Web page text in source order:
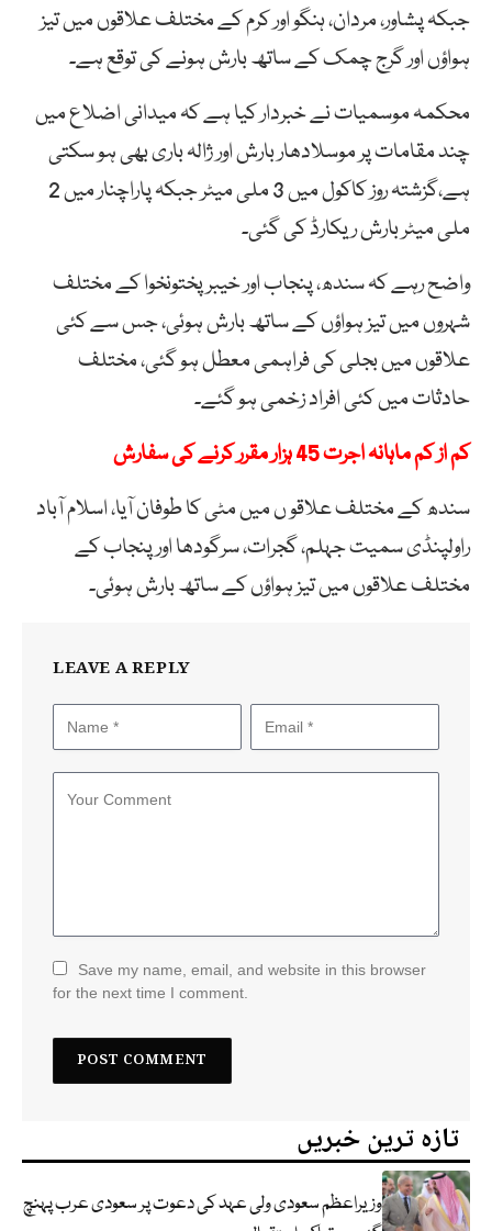
جبکہ پشاور، مردان، ہنگو اور کرم کے مختلف علاقوں میں تیز
ہواؤں اور گرج چمک کے ساتھ بارش ہونے کی توقع ہے۔
محکمہ موسمیات نے خبردار کیا ہے کہ میدانی اضلاع میں
چند مقامات پر موسلادھار بارش اور ژالہ باری بھی ہو سکتی
ہے،گزشتہ روز کاکول میں 3 ملی میٹر جبکہ پاراچنار میں 2
ملی میٹر بارش ریکارڈ کی گئی۔
واضح رہے کہ سندھ، پنجاب اور خیبرپختونخوا کے مختلف
شہروں میں تیز ہواؤں کے ساتھ بارش ہوئی، جس سے کئی
علاقوں میں بجلی کی فراہمی معطل ہو گئی، مختلف
حادثات میں کئی افراد زخمی ہو گئے۔
کم از کم ماہانہ اجرت 45 ہزار مقرر کرنے کی سفارش
سندھ کے مختلف علاقو ں میں مٹی کا طوفان آیا، اسلام آباد
راولپنڈی سمیت جہلم، گجرات، سرگودھا اور پنجاب کے
مختلف علاقوں میں تیز ہواؤں کے ساتھ بارش ہوئی۔
LEAVE A REPLY
Save my name, email, and website in this browser
for the next time I comment.
تازہ ترین خبریں
وزیراعظم سعودی ولی عہد کی دعوت پر سعودی عرب پہنچ